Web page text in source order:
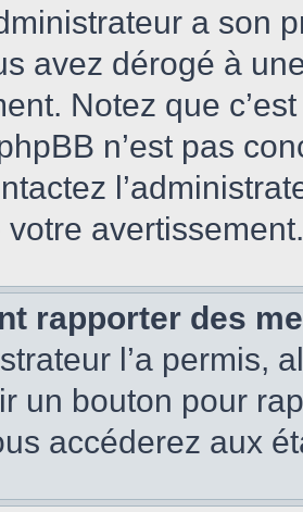
a son
avez dérogé à
Notez que
n’est pas
votre avertissement.
rapporter des
l’a permis,
un bouton pour
accéderez aux